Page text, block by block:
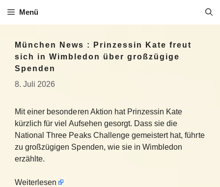
Inhalt
Menü
München News : Prinzessin Kate freut
sich in Wimbledon über großzügige
Spenden
8. Juli 2026
Mit einer besonderen Aktion hat Prinzessin Kate
kürzlich für viel Aufsehen gesorgt. Dass sie die
National Three Peaks Challenge gemeistert hat, führte
zu großzügigen Spenden, wie sie in Wimbledon
erzählte.
Weiterlesen